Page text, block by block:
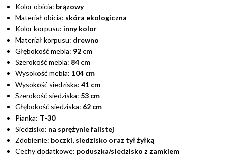
Kolor obicia: brązowy
Materiał obicia: skóra ekologiczna
Kolor korpusu: inny kolor
Materiał korpusu: drewno
Głębokość mebla: 92 cm
Szerokość mebla: 84 cm
Wysokość mebla: 104 cm
Wysokość siedziska: 41 cm
Szerokość siedziska: 53 cm
Głębokość siedziska: 62 cm
Pianka: T-30
Siedzisko: na sprężynie falistej
Zdobienie: boczki, siedzisko oraz tył żyłką
Cechy dodatkowe: poduszka/siedzisko z zamkiem